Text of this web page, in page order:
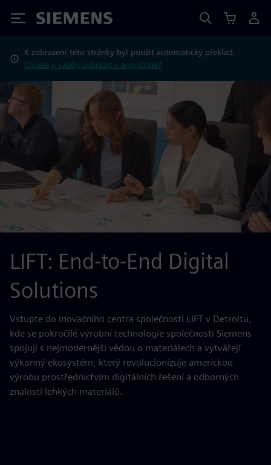
Siemens
K zobrazení této stránky byl použit automatický překlad.
Chcete ji raději zobrazit v angličtině?
LIFT: End-to-End Digital
Solutions
Vstupte do inovačního centra společnosti LIFT v Detroitu,
kde se pokročilé výrobní technologie společnosti Siemens
spojují s nejmodernější vědou o materiálech a vytvářejí
výkonný ekosystém, který revolucionizuje americkou
výrobu prostřednictvím digitálních řešení a odborných
znalostí lehkých materiálů.